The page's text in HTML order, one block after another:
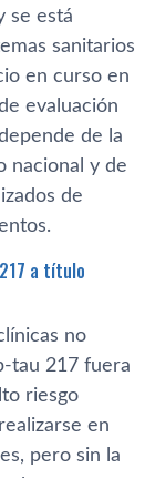
se está
sanitarios
en curso en
evaluación
de la
nacional y de
de
a título
no
tau 217 fuera
riesgo
en
pero sin la